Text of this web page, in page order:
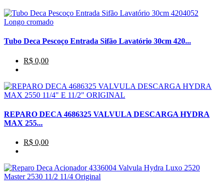
Tubo Deca Pescoço Entrada Sifão Lavatório 30cm 420...
R$ 0,00
REPARO DECA 4686325 VALVULA DESCARGA HYDRA
MAX 255...
R$ 0,00